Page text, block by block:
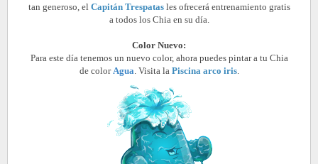
tan generoso, el Capitán Trespatasles ofrecerá entrenamiento gratis
a todos los Chia en su día.
Color Nuevo:
Para este día tenemos un nuevo color, ahora puedes pintar a tu Chia
de color Agua Visita la Piscina arco iris.